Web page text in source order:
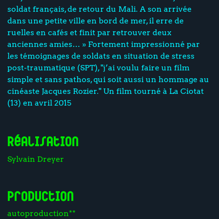
soldat français, de retour du Mali. A son arrivée
dans une petite ville en bord de mer, il erre de
ruelles en cafés et finit par retrouver deux
anciennes amies… » Fortement impressionné par
les témoignages de soldats en situation de stress
post-traumatique (SPT), "j’ai voulu faire un film
simple et sans pathos, qui soit aussi un hommage au
cinéaste Jacques Rozier." Un film tourné à La Ciotat
(13) en avril 2015
Réalisation
Sylvain Dreyer
Production
autoproduction**